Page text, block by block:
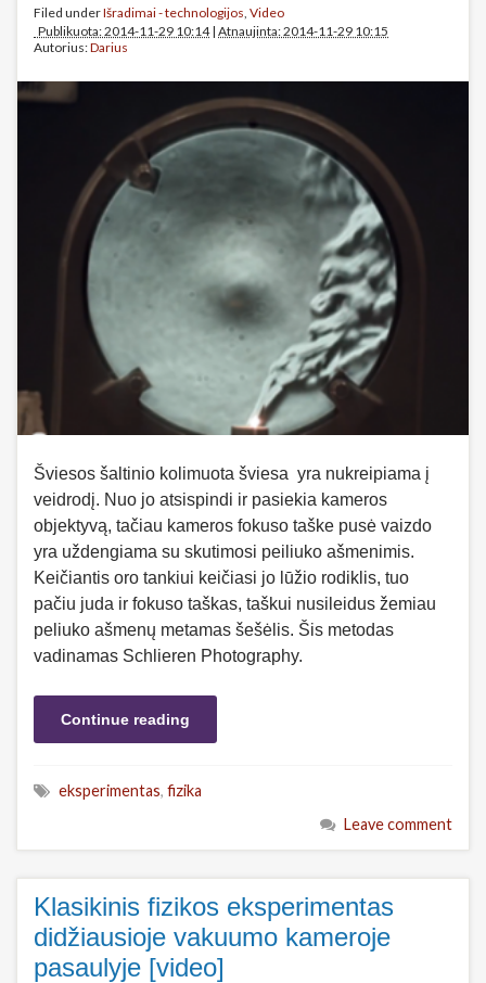
Filed underIšradimai - technologijos Video
Publikuota: 2014-11-29 10:14| Atnaujinta: 2014-11-29 10:15
Autorius:Darius
Šviesos šaltinio kolimuota šviesa yra nukreipiama į
veidrodį. Nuo jo atsispindi ir pasiekia kameros
objektyvą, tačiau kameros fokuso taške pusė vaizdo
yra uždengiama su skutimosi peiliuko ašmenimis.
Keičiantis oro tankiui keičiasi jo lūžio rodiklis, tuo
pačiu juda ir fokuso taškas, taškui nusileidus žemiau
peliuko ašmenų metamas šešėlis. Šis metodas
vadinamas Schlieren Photography.
Continue reading
eksperimentas, fizika
Leave comment
Klasikinis fizikos eksperimentas
didžiausioje vakuumo kameroje
pasaulyje [video]